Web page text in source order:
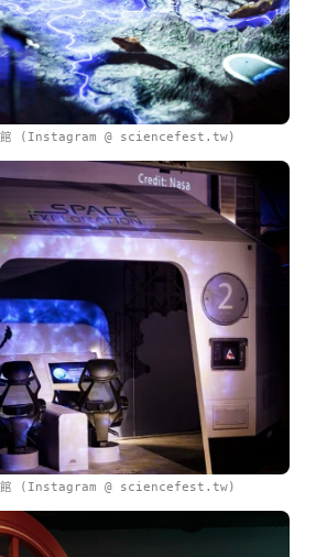
物館 (Instagram @ sciencefest.tw)
物館 (Instagram @ sciencefest.tw)